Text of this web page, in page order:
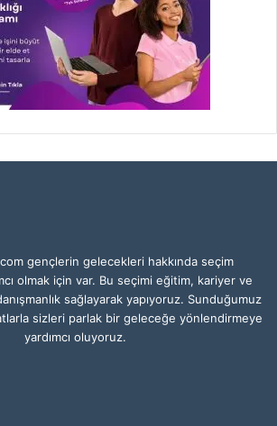
gençlerin gelecekleri hakkında seçim
olmak için var. Bu seçimi eğitim, kariyer ve
sağlayarak yapıyoruz. Sunduğumuz
sizleri parlak bir geleceğe yönlendirmeye
yardımcı oluyoruz.